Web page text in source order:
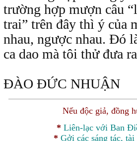
trường hợp mượn câu
trai” trên đây thì ý của
nhau, ngược nhau. Đó
ca dao mà tôi thử đưa
ĐÀO ĐỨC NHUẬN
Nếu độc giả, đồng
* Liên-lạc với Ban
* Gởi các sáng tác,